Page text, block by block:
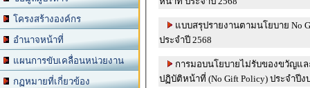
โครงสร้างองค์กร
อำนาจหน้าที่
แผนการขับเคลื่อนหน่วยงาน
กฏหมายที่เกี่ยวข้อง
แบบสรุปรายงานตามนโยบาย No
ประจำปี 2568
การมอบนโยบายไม่รับของขวัญแ
ปฏิบัติหน้าที่ (No Gift Policy) ประจำปีง